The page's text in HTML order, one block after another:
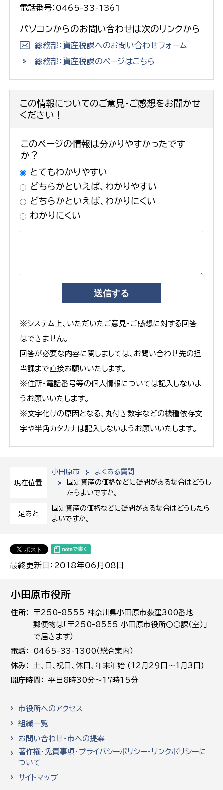
現在位置
小田原市
よくある質問
固定資産の価格などに疑問がある場合はどうし
たらよいですか。
足あと
固定資産の価格などに疑問がある場合はどうしたら
よいですか。
最終更新日：2018年06月08日
電話番号：0465-33-1361
パソコンからのお問い合わせは次のリンクから
総務部：資産税課へのお問い合わせフォーム
総務部：資産税課のページはこちら
この情報についてのご意見・ご感想をお聞かせ
ください！
このページの情報は分かりやすかったです
か？
とてもわかりやすい
どちらかといえば、わかりやすい
どちらかといえば、わかりにくい
わかりにくい
※システム上、いただいたご意見・ご感想に対する回答
はできません。
回答が必要な内容に関しましては、お問い合わせ先の担
当課まで直接お願いいたします。
※住所・電話番号等の個人情報については記入しないよ
うお願いいたします。
※文字化けの原因となる、丸付き数字などの機種依存文
字や半角カタカナは記入しないようお願いいたします。
小田原市役所
住所
〒250-8555 神奈川県小田原市荻窪300番地
郵便物は「〒250-8555 小田原市役所○○課（室）」
で届きます）
電話
0465-33-1300（総合案内）
休み
土､日､祝日、休日、年末年始 (12月29日～1月3日)
開庁時間
平日8時30分～17時15分
市役所へのアクセス
組織一覧
お問い合わせ・市への提案
著作権・免責事項・プライバシーポリシー・リンクポリシーに
ついて
サイトマップ